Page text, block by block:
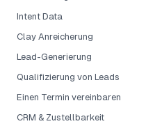
Intent Data
Clay Anreicherung
Lead-Generierung
Qualifizierung von Leads
Einen Termin vereinbaren
CRM & Zustellbarkeit